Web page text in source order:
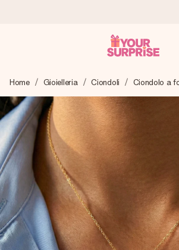
Prepariamo il tuo regalo con attenzione
lampo – così potrai consegnarlo al
conta davvero.
4,7 (basato su +15.000
I nostri regali ispirano. I clienti ci valutano
Reviews.
Biglietto d'auguri gratuito
Home Gioielleria Ciondoli Ciondolo a